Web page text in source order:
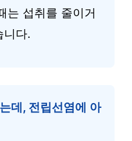
는 섭취를 줄이거
니다.
데, 전립선염에 아